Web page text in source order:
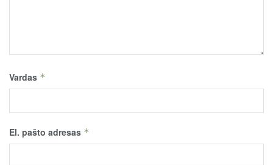
Vardas *
El. pašto adresas *